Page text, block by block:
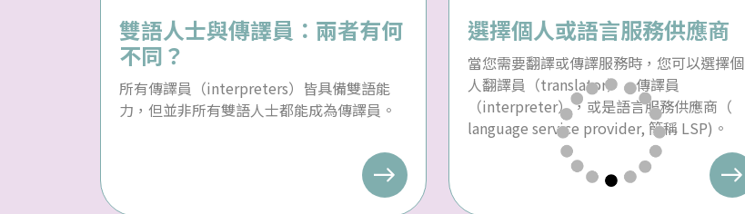
雙語人士與傳譯員：兩者有何
不同？
所有傳譯員（interpreters）皆具備雙語能
力，但並非所有雙語人士都能成為傳譯員。
選擇個人或語言服務供應商
當您需要翻譯或傳譯服務時，您可以選擇個
人翻譯員（translator）、傳譯員
（interpreter），或是語言服務供應商（
language service provider, 簡稱 LSP)。